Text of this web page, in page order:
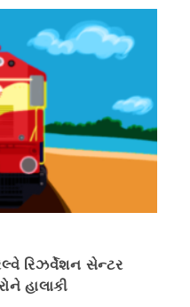
રિઝર્વેશન સેન્ટર
હાલાકી